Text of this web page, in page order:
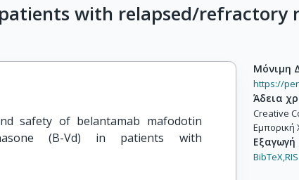
with relapsed/refractory
safety of belantamab mafodotin
(B-Vd) in patients with
Μόνιμη
https://
Άδεια
Creative
Εμπορική
BibTeX,RIS